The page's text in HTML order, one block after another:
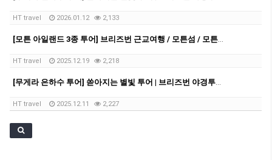
HT travel 2026.01.12 2,133
HT travel 2025.12.19 2,218
HT travel 2025.12.11 2,227